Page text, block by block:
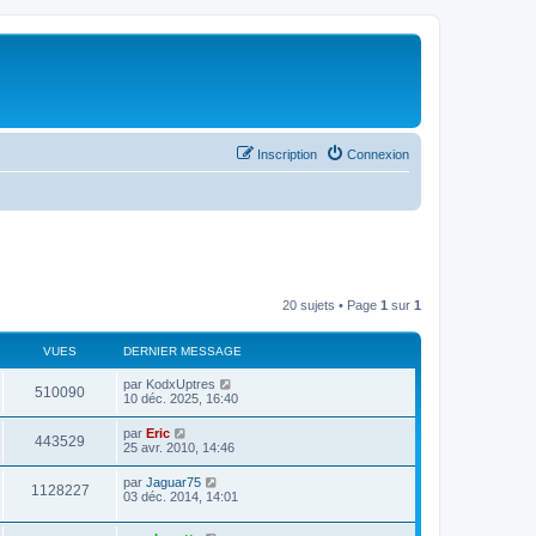
Connexion
Inscription
20 sujets • Page 1 sur 1
VUES DERNIER MESSAGE
510090 par KodxUptres
10 déc. 2025, 16:40
443529 par Eric
25 avr. 2010, 14:46
1128227 par Jaguar75
03 déc. 2014, 14:01